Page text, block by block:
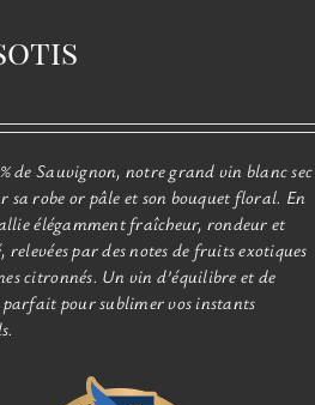
sur
page
du
produit
de Sauvignon, notre grand vin blanc sec
sa robe or pâle et son bouquet floral. En
élégamment fraîcheur, rondeur et
par des notes de fruits exotiques
citronnés. Un vin d’équilibre et de
pour sublimer vos instants